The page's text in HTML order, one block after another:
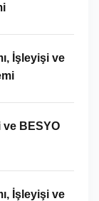
İşleyişi ve
ve BESYO
İşleyişi ve